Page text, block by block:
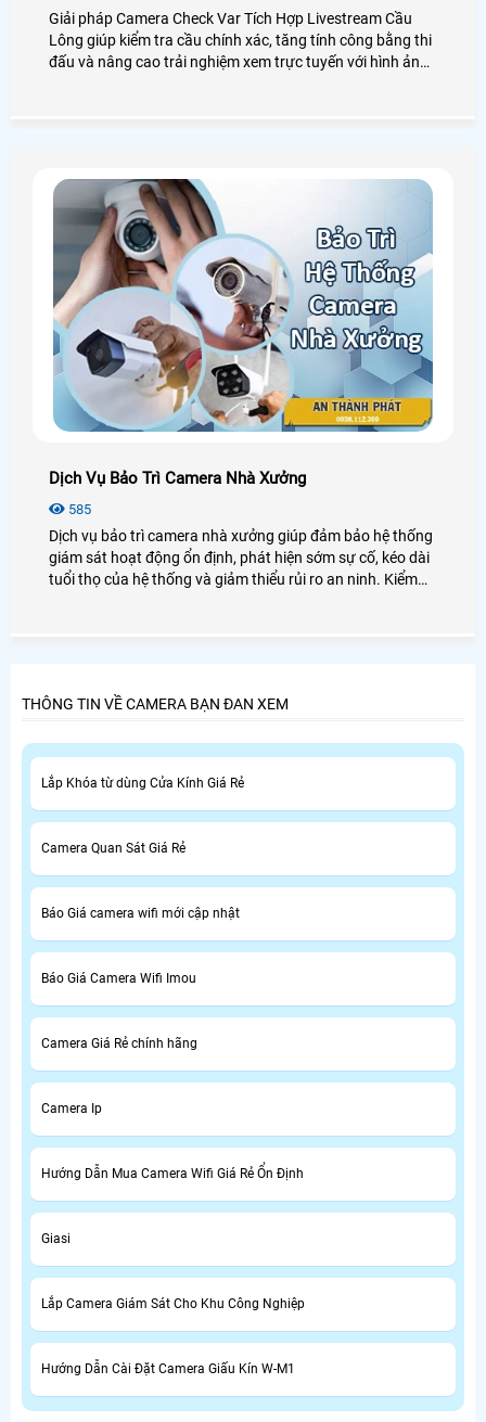
Giải pháp Camera Check Var Tích Hợp Livestream Cầu
Lông giúp kiểm tra cầu chính xác, tăng tính công bằng thi
đấu và nâng cao trải nghiệm xem trực tuyến với hình ảnh
Dịch Vụ Bảo Trì Camera Nhà Xưởng
585
Dịch vụ bảo trì camera nhà xưởng giúp đảm bảo hệ thống
giám sát hoạt động ổn định, phát hiện sớm sự cố, kéo dài
tuổi thọ của hệ thống và giảm thiểu rủi ro an ninh. Kiểm
THÔNG TIN VỀ CAMERA BẠN ĐAN XEM
Lắp Khóa từ dùng Cửa Kính Giá Rẻ
Camera Quan Sát Giá Rẻ
Báo Giá camera wifi mới cập nhật
Báo Giá Camera Wifi Imou
Camera Giá Rẻ chính hãng
Camera Ip
Hướng Dẫn Mua Camera Wifi Giá Rẻ Ổn Định
Giasi
Lắp Camera Giám Sát Cho Khu Công Nghiệp
Hướng Dẫn Cài Đặt Camera Giấu Kín W-M1